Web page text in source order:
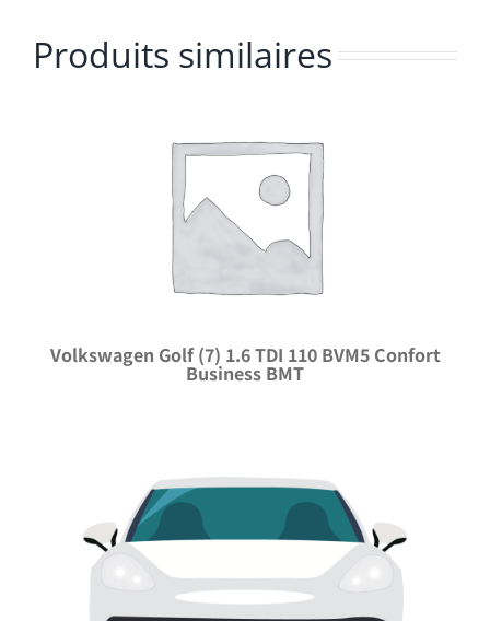
Produits similaires
Volkswagen Golf (7) 1.6 TDI 110 BVM5 Confort
Business BMT